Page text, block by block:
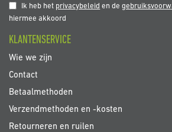
op
onze
Ik heb het privacybeleid en de
hiermee akkoord
KLANTENSERVICE
Wie we zijn
Contact
Betaalmethoden
Verzendmethoden en -kosten
Retourneren en ruilen